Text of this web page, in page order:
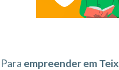
Para empreender em